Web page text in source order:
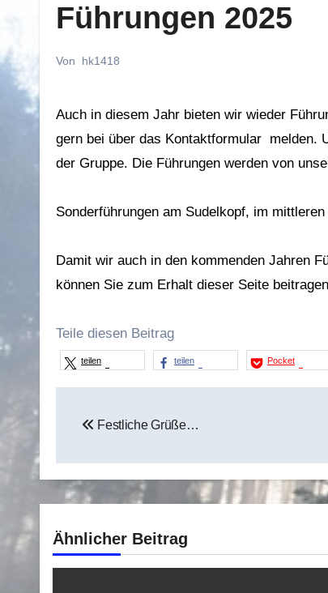
Führungen 2025
Von hk1418
Auch in diesem Jahr bieten wir wieder Führungen am und um den Hartmannsweilerkopf. Falls Sie, lieber Besucher, Interesse daran haben, dann können Sie sich
gern bei über das Kontaktformular melden.
der Gruppe. Die Führungen werden von
Sonderführungen am Sudelkopf, im
Damit wir auch in den kommenden Jahren
können Sie zum Erhalt dieser Seite
Teile diesen Beitrag
teilen teilen Pocket
Festliche Grüße…
Ähnlicher Beitrag